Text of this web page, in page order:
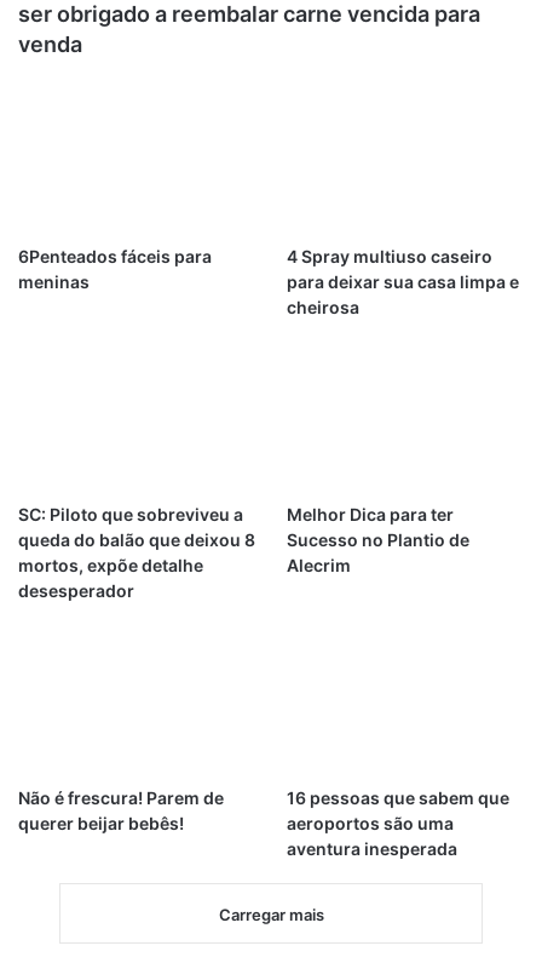
ser obrigado a reembalar carne vencida para
venda
6Penteados fáceis para
meninas
4 Spray multiuso caseiro
para deixar sua casa limpa e
cheirosa
SC: Piloto que sobreviveu a
queda do balão que deixou 8
mortos, expõe detalhe
desesperador
Melhor Dica para ter
Sucesso no Plantio de
Alecrim
Não é frescura! Parem de
querer beijar bebês!
16 pessoas que sabem que
aeroportos são uma
aventura inesperada
Carregar mais